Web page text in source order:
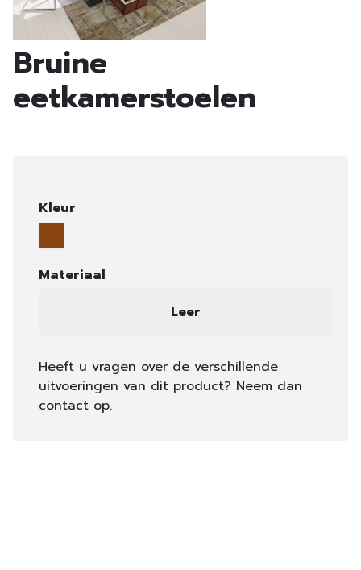
Bruine
eetkamerstoelen
Kleur
Materiaal
Leer
Heeft u vragen over de verschillende
uitvoeringen van dit product? Neem dan
contact op.